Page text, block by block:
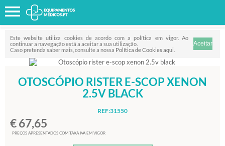
Este website utiliza cookies de acordo com a política em vigor. Ao
continuar a navegação está a aceitar a sua utilização.
Caso pretenda saber mais, consulte a nossa Política de Cookies aqui
OTOSCÓPIO RISTER E-SCOP XENON
2.5V BLACK
REF:31550
€ 67,65
PREÇOS APRESENTADOS COM TAXA IVA EM VIGOR